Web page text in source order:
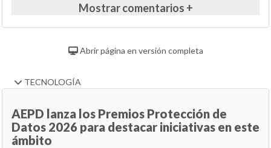
Mostrar comentarios +
Abrir página en versión completa
TECNOLOGÍA
AEPD lanza los Premios Protección de
Datos 2026 para destacar iniciativas en este
ámbito